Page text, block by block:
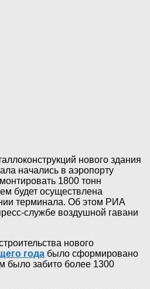
нового здания
начались в аэропорту
1800 тонн
будет осуществлена
терминала. Об этом РИА
службе воздушной гавани
нового
года было сформировано
было забито более 1300